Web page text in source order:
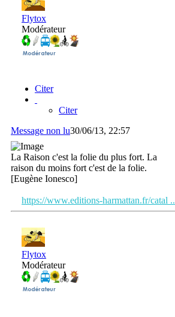
Flytox
Modérateur
Citer
Citer
Message non lu30/06/13, 22:57
La Raison c'est la folie du plus fort. La
raison du moins fort c'est de la folie.
[Eugène Ionesco]
https://www.editions-harmattan.fr/catal
Flytox
Modérateur